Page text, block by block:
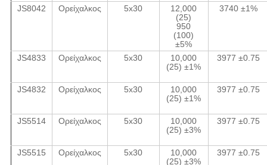
JS8042 Ορείχαλκος 5x30
12,000
(25)
950
(100)
±5%
3740 ±1%
JS4833 Ορείχαλκος 5x30
10,000
(25) ±1%
3977 ±0.75
JS4832 Ορείχαλκος 5x30
10,000
(25) ±1%
3977 ±0.75
JS5514 Ορείχαλκος 5x30
10,000
(25) ±3%
3977 ±0.75
JS5515 Ορείχαλκος 5x30
10,000
(25) ±3%
3977 ±0.75